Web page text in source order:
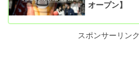
オープン】
スポンサーリンク